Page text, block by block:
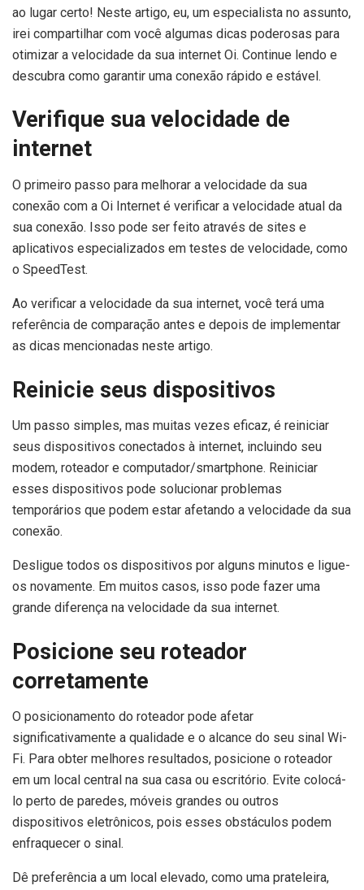
ao lugar certo! Neste artigo, eu, um especialista no assunto,
irei compartilhar com você algumas dicas poderosas para
otimizar a velocidade da sua internet Oi. Continue lendo e
descubra como garantir uma conexão rápido e estável.
Verifique sua velocidade de
internet
O primeiro passo para melhorar a velocidade da sua
conexão com a Oi Internet é verificar a velocidade atual da
sua conexão. Isso pode ser feito através de sites e
aplicativos especializados em testes de velocidade, como
o SpeedTest.
Ao verificar a velocidade da sua internet, você terá uma
referência de comparação antes e depois de implementar
as dicas mencionadas neste artigo.
Reinicie seus dispositivos
Um passo simples, mas muitas vezes eficaz, é reiniciar
seus dispositivos conectados à internet, incluindo seu
modem, roteador e computador/smartphone. Reiniciar
esses dispositivos pode solucionar problemas
temporários que podem estar afetando a velocidade da sua
conexão.
Desligue todos os dispositivos por alguns minutos e ligue-
os novamente. Em muitos casos, isso pode fazer uma
grande diferença na velocidade da sua internet.
Posicione seu roteador
corretamente
O posicionamento do roteador pode afetar
significativamente a qualidade e o alcance do seu sinal Wi-
Fi. Para obter melhores resultados, posicione o roteador
em um local central na sua casa ou escritório. Evite colocá-
lo perto de paredes, móveis grandes ou outros
dispositivos eletrônicos, pois esses obstáculos podem
enfraquecer o sinal.
Dê preferência a um local elevado, como uma prateleira,